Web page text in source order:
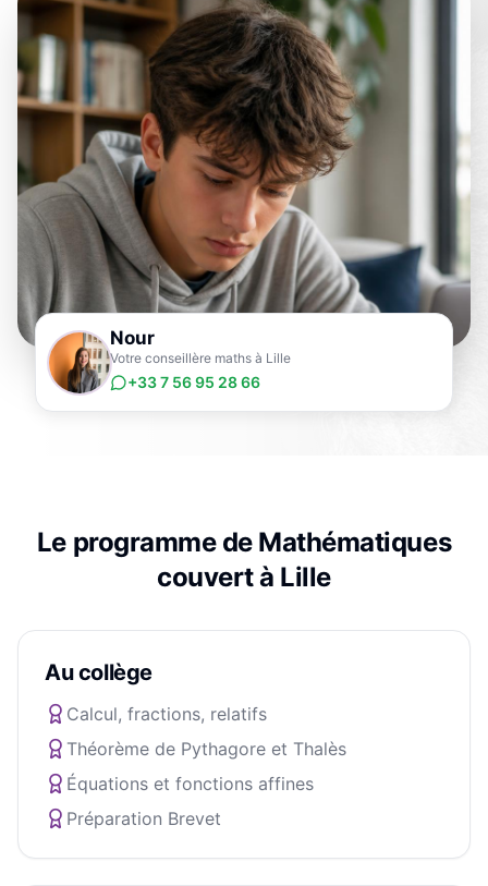
Nour
Votre conseillère maths à Lille
+33 7 56 95 28 66
Le programme de Mathématiques
couvert à Lille
Au collège
Calcul, fractions, relatifs
Théorème de Pythagore et Thalès
Équations et fonctions affines
Préparation Brevet